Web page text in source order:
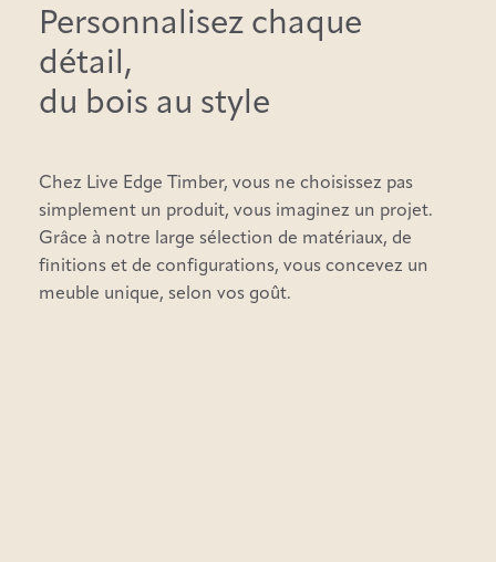
Personnalisez chaque
détail,
du bois au style
Chez Live Edge Timber, vous ne choisissez pas
simplement un produit, vous imaginez un projet.
Grâce à notre large sélection de matériaux, de
finitions et de configurations, vous concevez un
meuble unique, selon vos goût.